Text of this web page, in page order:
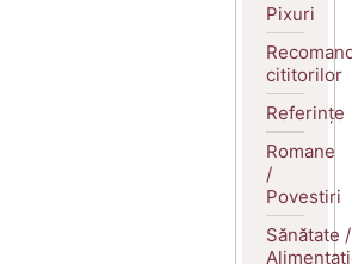
Pixuri
cititorilor
Referințe
Romane
/
Povestiri
Sănătate /